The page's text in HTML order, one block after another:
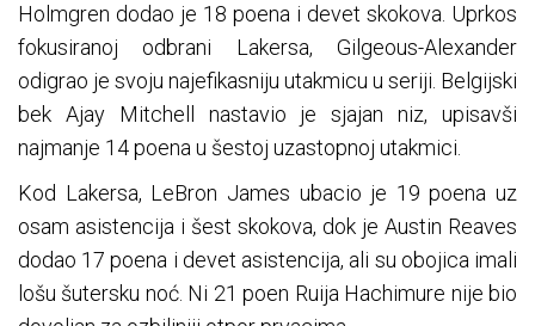
Holmgren dodao je 18 poena i devet skokova. Uprkos
fokusiranoj odbrani Lakersa, Gilgeous-Alexander
odigrao je svoju najefikasniju utakmicu u seriji. Belgijski
bek Ajay Mitchell nastavio je sjajan niz, upisavši
najmanje 14 poena u šestoj uzastopnoj utakmici.
Kod Lakersa, LeBron James ubacio je 19 poena uz
osam asistencija i šest skokova, dok je Austin Reaves
dodao 17 poena i devet asistencija, ali su obojica imali
lošu šutersku noć. Ni 21 poen Ruija Hachimure nije bio